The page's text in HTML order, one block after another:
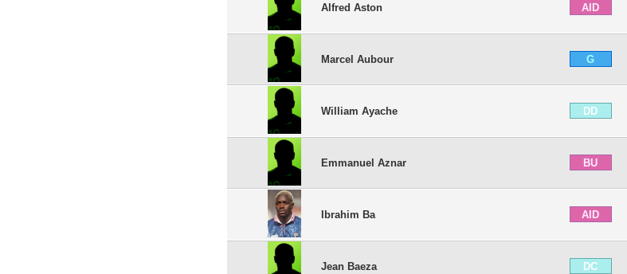
Alfred Aston AID
Marcel Aubour G
William Ayache DD
Emmanuel Aznar BU
Ibrahim Ba AID
Jean Baeza DC